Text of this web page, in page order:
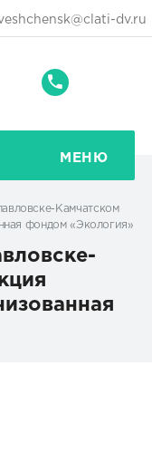
dv.ru
+7
59-
87
МЕНЮ
Камчатском
фондом «Экология»